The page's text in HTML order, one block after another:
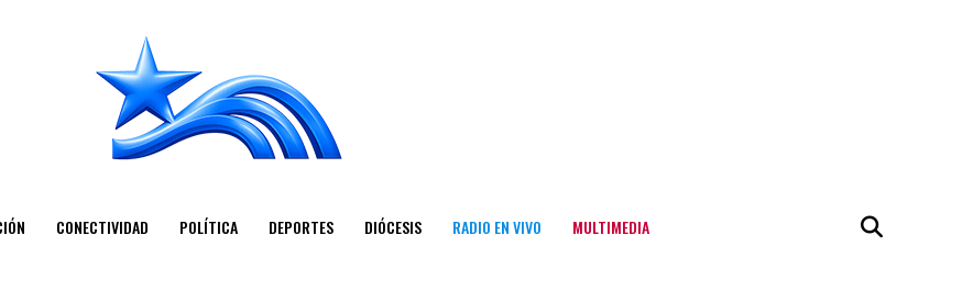
CONECTIVIDAD POLÍTICA DEPORTES DIÓCESIS RADIO EN VIVO MULTIMEDIA